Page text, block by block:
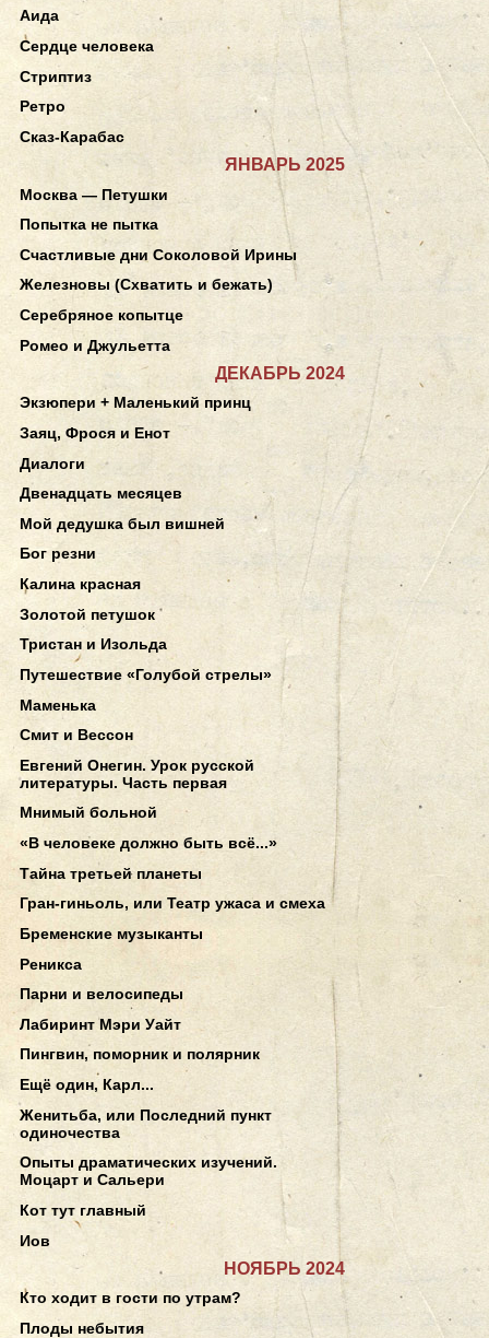
Аида
Сердце человека
Стриптиз
Ретро
Сказ-Карабас
ЯНВАРЬ 2025
Москва — Петушки
Попытка не пытка
Счастливые дни Соколовой Ирины
Железновы (Схватить и бежать)
Серебряное копытце
Ромео и Джульетта
ДЕКАБРЬ 2024
Экзюпери + Маленький принц
Заяц, Фрося и Енот
Диалоги
Двенадцать месяцев
Мой дедушка был вишней
Бог резни
Калина красная
Золотой петушок
Тристан и Изольда
Путешествие «Голубой стрелы»
Маменька
Смит и Вессон
Евгений Онегин. Урок русской
литературы. Часть первая
Мнимый больной
«В человеке должно быть всё...»
Тайна третьей планеты
Гран-гиньоль, или Театр ужаса и смеха
Бременские музыканты
Реникса
Парни и велосипеды
Лабиринт Мэри Уайт
Пингвин, поморник и полярник
Ещё один, Карл...
Женитьба, или Последний пункт
одиночества
Опыты драматических изучений.
Моцарт и Сальери
Кот тут главный
Иов
НОЯБРЬ 2024
Кто ходит в гости по утрам?
Плоды небытия